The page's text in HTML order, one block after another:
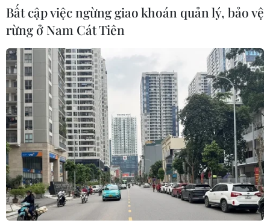
Những dấu hiệu cho thấy khủng hoảng bất
động sản tại Trung Quốc chưa kết thúc
30/03/2024 10:07
Trung Quốc đang nỗ lực khôi phục ngành bất động sản
đang gặp khó khăn, điều này không chỉ làm suy yếu
niềm tin của người mua nhà, doanh nghiệp và nhà đầu
tư mà còn đe dọa nền kinh tế nói chung.
Bất cập việc ngừng giao khoán quản lý, bảo vệ
rừng ở Nam Cát Tiên